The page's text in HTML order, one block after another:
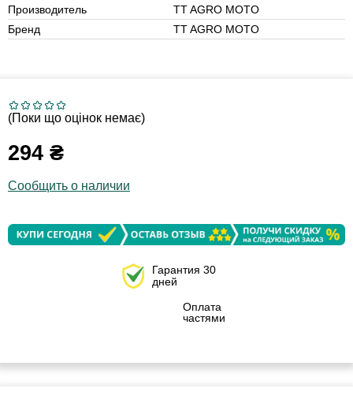
Производитель
TT AGRO MOTO
Бренд
TT AGRO MOTO
(Поки що оцінок немає)
294 ₴
Сообщить о наличии
Гарантия 30
дней
Оплата
частями